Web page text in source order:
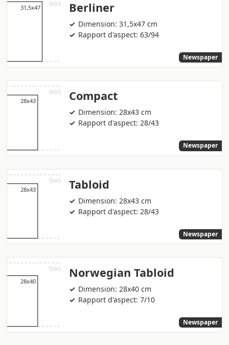
Berliner
Dimension: 31,5x47 cm
Rapport d'aspect: 63/94
Newspaper
Compact
Dimension: 28x43 cm
Rapport d'aspect: 28/43
Newspaper
Tabloid
Dimension: 28x43 cm
Rapport d'aspect: 28/43
Newspaper
Norwegian Tabloid
Dimension: 28x40 cm
Rapport d'aspect: 7/10
Newspaper